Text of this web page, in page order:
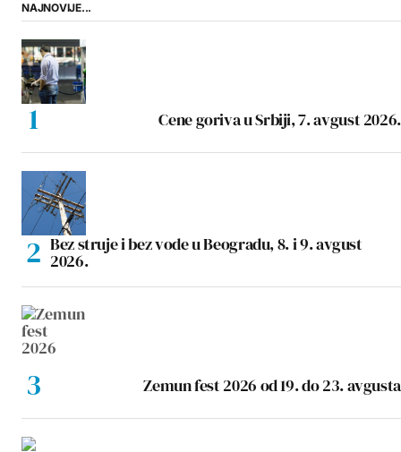
NAJNOVIJE...
Cene goriva u Srbiji, 7. avgust 2026.
Bez struje i bez vode u Beogradu, 8. i 9. avgust
2026.
Zemun fest 2026 od 19. do 23. avgusta